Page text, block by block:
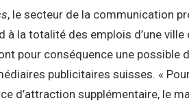
, le secteur de la communication
la totalité des emplois d’une ville
pour conséquence une possible
publicitaires suisses. «
d’attraction supplémentaire, le